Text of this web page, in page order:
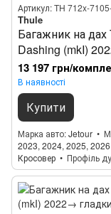
Артикул: TH 712x-
Thule
Багажник на
Dashing (mkI)
13 197 грн/
В наявності
Купити
Марка авто Jetour
2023, 2024, 2025, 2026
Кросовер
Профіль